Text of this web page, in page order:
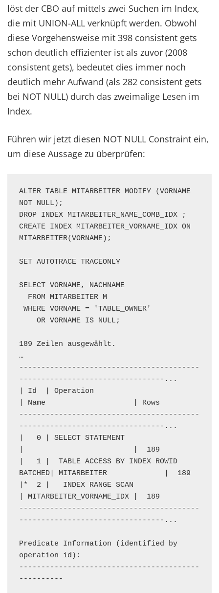
löst der CBO auf mittels zwei Suchen im Index,
die mit UNION-ALL verknüpft werden. Obwohl
diese Vorgehensweise mit 398 consistent gets
schon deutlich effizienter ist als zuvor (2008
consistent gets), bedeutet dies immer noch
deutlich mehr Aufwand (als 282 consistent gets
bei NOT NULL) durch das zweimalige Lesen im
Index.
Führen wir jetzt diesen NOT NULL Constraint ein,
um diese Aussage zu überprüfen:
ALTER TABLE MITARBEITER MODIFY (VORNAME
NOT NULL);
DROP INDEX MITARBEITER_NAME_COMB_IDX ;
CREATE INDEX MITARBEITER_VORNAME_IDX ON
MITARBEITER(VORNAME);
SET AUTOTRACE TRACEONLY
SELECT VORNAME, NACHNAME
189 Zeilen ausgewählt.
…
-----------------------------------------
---------------------------------...
| Id  | Operation
| Name                    | Rows
-----------------------------------------
---------------------------------...
|   0 | SELECT STATEMENT
|                         |  189
|   1 |  TABLE ACCESS BY INDEX ROWID
BATCHED| MITARBEITER             |  189
|*  2 |   INDEX RANGE SCAN
| MITARBEITER_VORNAME_IDX |  189
-----------------------------------------
---------------------------------...
Predicate Information (identified by
operation id):
-----------------------------------------
----------